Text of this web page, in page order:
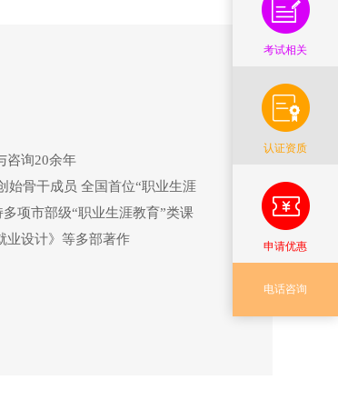
咨询20余年
始骨干成员 全国首位“职业生涯
项市部级“职业生涯教育”类课
业设计》等多部著作
考试相关
认证资质
申请优惠
电话咨询